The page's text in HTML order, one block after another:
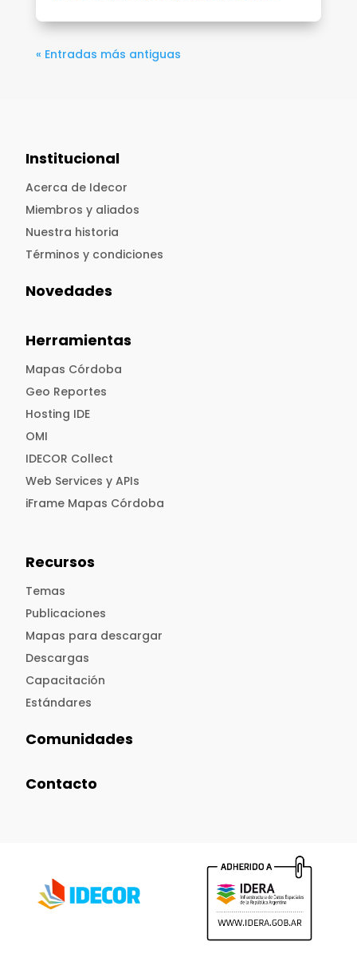
« Entradas más antiguas
Institucional
Acerca de Idecor
Miembros y aliados
Nuestra historia
Términos y condiciones
Novedades
Herramientas
Mapas Córdoba
Geo Reportes
Hosting IDE
OMI
IDECOR Collect
Web Services y APIs
iFrame Mapas Córdoba
Recursos
Temas
Publicaciones
Mapas para descargar
Descargas
Capacitación
Estándares
Comunidades
Contacto